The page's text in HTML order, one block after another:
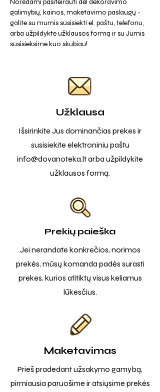
Norėdami pasiteirauti dėl dekoravimo
galimybių, kainos, maketavimo paslaugų -
galite su mumis susisiekti el. paštu, telefonu,
arba užpildykte užklausos formą ir su Jumis
susisieksime kuo skubiau!
Užklausa
Išsirinkite Jus dominančias prekes ir
susisiekite elektroniniu paštu
info@dovanoteka.ltarba užpildykite
užklausos formą.
Prekių paieška
Jei nerandate konkrečios, norimos
prekės, mūsų komanda padės surasti
prekes, kurios atitiktų visus keliamus
lūkesčius.
Maketavimas
Prieš pradedant užsakymo gamybą,
pirmiausia paruošime ir atsiųsime prekės